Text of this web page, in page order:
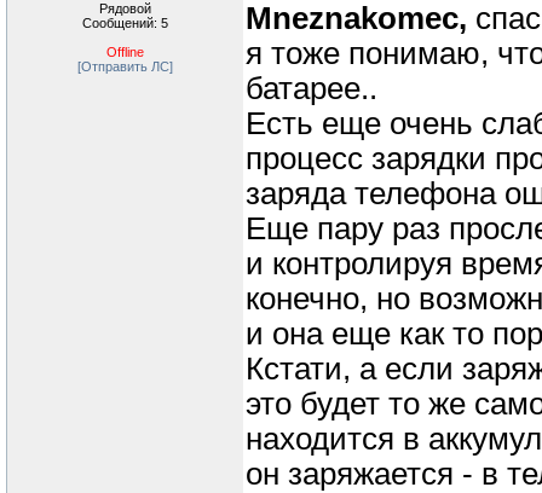
Рядовой
Сообщений: 5
Offline
[Отправить ЛС]
Mneznakomec,
я тоже понимаю,
батарее..
Есть еще очень
процесс зарядки
заряда телефона
Еще пару раз
и контролируя
конечно, но
и она еще как то
Кстати, а если
это будет то же
находится в
он заряжается - в